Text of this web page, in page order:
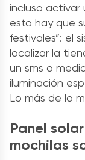
incluso activar
esto hay que
festivales”: el
localizar la
un sms o
iluminación
Lo más de lo
Panel
mochilas